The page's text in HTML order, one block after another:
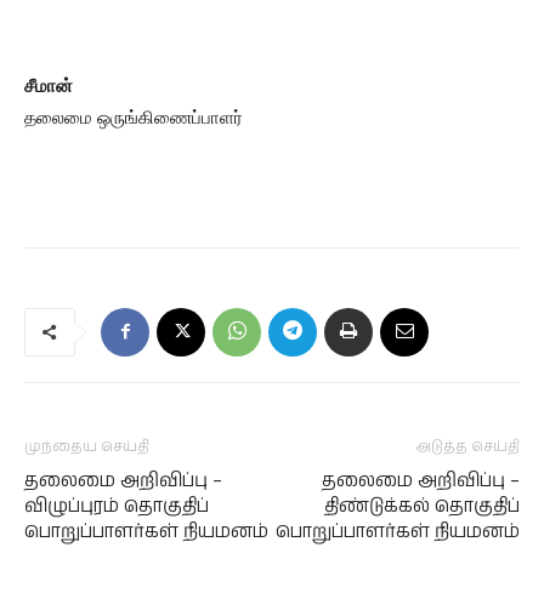
சீமான்
தலைமை ஒருங்கிணைப்பாளர்
முந்தைய செய்தி
தலைமை அறிவிப்பு –
விழுப்புரம் தொகுதிப்
பொறுப்பாளர்கள் நியமனம்
அடுத்த செய்தி
தலைமை அறிவிப்பு –
திண்டுக்கல் தொகுதிப்
பொறுப்பாளர்கள் நியமனம்